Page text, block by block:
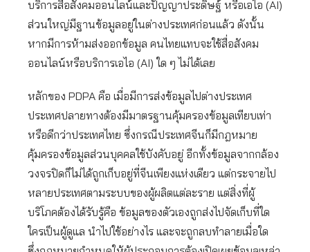
บริการสื่อสังคมออนไลน์และปัญญาประดิษฐ์ หรือเอไอ (AI)
ส่วนใหญ่มีฐานข้อมูลอยู่ในต่างประเทศก่อนแล้ว ดังนั้น
หากมีการห้ามส่งออกข้อมูล คนไทยแทบจะใช้สื่อสังคม
ออนไลน์หรือบริการเอไอ (AI) ใด ๆ ไม่ได้เลย
หลักของ PDPA คือ เมื่อมีการส่งข้อมูลไปต่างประเทศ
ประเทศปลายทางต้องมีมาตรฐานคุ้มครองข้อมูลเทียบเท่า
หรือดีกว่าประเทศไทย ซึ่งกรณีประเทศจีนก็มีกฎหมาย
คุ้มครองข้อมูลส่วนบุคคลใช้บังคับอยู่ อีกทั้งข้อมูลจากกล้อง
วงจรปิดก็ไม่ได้ถูกเก็บอยู่ที่จีนเพียงแห่งเดียว แต่กระจายไป
หลายประเทศตามระบบของผู้ผลิตแต่ละราย แต่สิ่งที่ผู้
บริโภคต้องได้รับรู้คือ ข้อมูลของตัวเองถูกส่งไปจัดเก็บที่ใด
ใครเป็นผู้ดูแล นำไปใช้อย่างไร และจะถูกลบทำลายเมื่อใด